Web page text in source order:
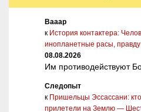
Вааар
к История контактера:
инопланетные расы,
08.08.2026
Им противодействуют
Следопыт
к Пришельцы Эссассани:
прилетели на Землю —